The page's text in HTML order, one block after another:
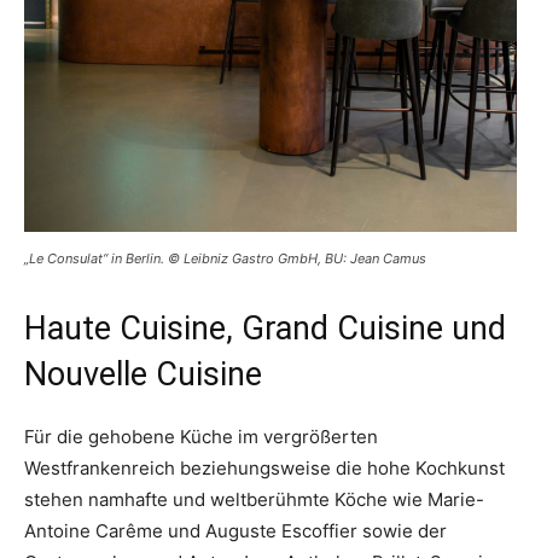
„Le Consulat“ in Berlin. © Leibniz Gastro GmbH, BU: Jean Camus
Haute Cuisine, Grand Cuisine und
Nouvelle Cuisine
Für die gehobene Küche im vergrößerten
Westfrankenreich beziehungsweise die hohe Kochkunst
stehen namhafte und weltberühmte Köche wie Marie-
Antoine Carême und Auguste Escoffier sowie der